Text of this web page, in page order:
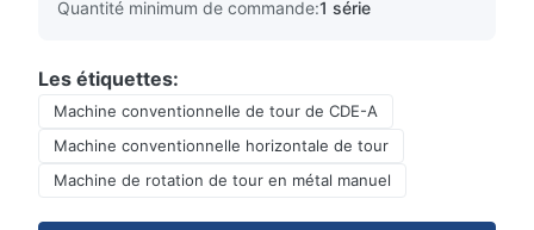
Quantité minimum de commande:1 série
Les étiquettes:
Machine conventionnelle de tour de CDE-A
Machine conventionnelle horizontale de tour
Machine de rotation de tour en métal manuel